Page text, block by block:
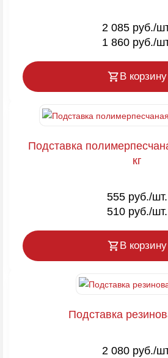
2 085 руб./
1 860 руб./
В корзину
Подставка
кг
555 руб./шт.
510 руб./шт.
В корзину
Подставка
2 080 руб./